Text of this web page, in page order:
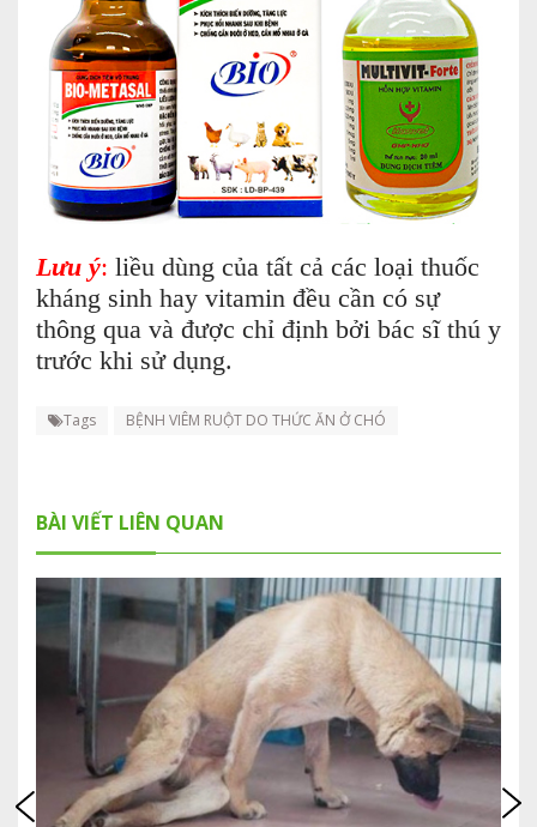
Lưu ý: liều dùng của tất cả các loại thuốc
kháng sinh hay vitamin đều cần có sự
thông qua và được chỉ định bởi bác sĩ thú y
trước khi sử dụng.
Tags BỆNH VIÊM RUỘT DO THỨC ĂN Ở CHÓ
BÀI VIẾT LIÊN QUAN